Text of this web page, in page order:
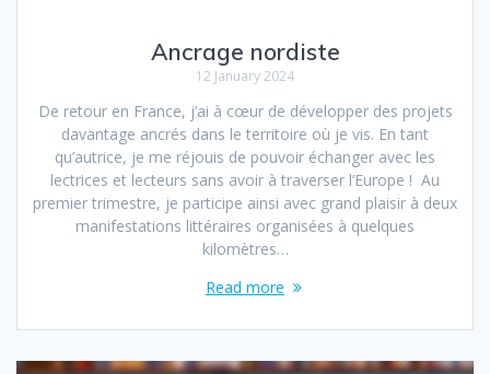
Ancrage nordiste
12 January 2024
De retour en France, j’ai à cœur de développer des projets
davantage ancrés dans le territoire où je vis. En tant
qu’autrice, je me réjouis de pouvoir échanger avec les
lectrices et lecteurs sans avoir à traverser l’Europe ! Au
premier trimestre, je participe ainsi avec grand plaisir à deux
manifestations littéraires organisées à quelques
kilomètres…
Read more